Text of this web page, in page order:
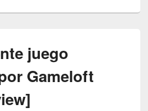
juego
Gameloft